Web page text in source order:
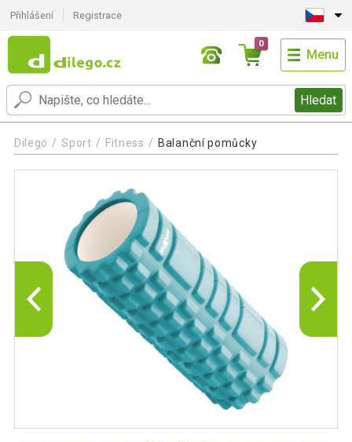
Přihlášení Registrace
Hledat
0
Menu
Dilego Sport Fitness Balanční pomůcky